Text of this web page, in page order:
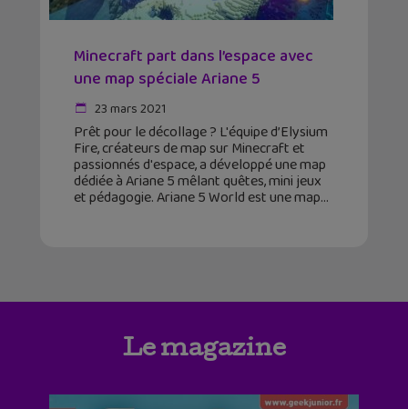
Minecraft part dans l’espace avec
une map spéciale Ariane 5
23 mars 2021
Prêt pour le décollage ? L'équipe d’Elysium
Fire, créateurs de map sur Minecraft et
passionnés d'espace, a développé une map
dédiée à Ariane 5 mêlant quêtes, mini jeux
et pédagogie. Ariane 5 World est une map
Le magazine